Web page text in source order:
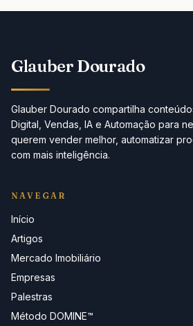
Glauber Dourado
Glauber Dourado compartilha
Digital, Vendas, IA e Automação para
querem vender melhor, automatizar
com mais inteligência.
NAVEGAR
Início
Artigos
Mercado Imobiliário
Empresas
Palestras
Método DOMINE™